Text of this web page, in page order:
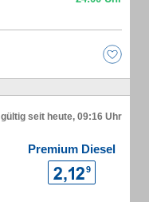
gültig seit heute, 09:16 Uhr
Premium Diesel